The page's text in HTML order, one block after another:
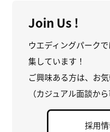
Join Us !
ウエディングパーク
集しています！
ご興味ある方は、お
（カジュアル面談から
採用